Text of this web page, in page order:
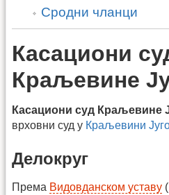
Сродни чланци
Касациони
Краљевине
Касациони суд Краљевине
врховни суд у Краљевини
Делокруг
Према Видовданском уставу